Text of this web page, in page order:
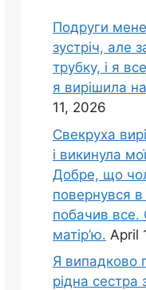
Подруги
зустріч, але
трубку, і я
я вирішила
11, 2026
Свекруха
і викинула
Добре, що
повернувся в
побачив все.
матір’ю. April
Я випадково
рідна сестра